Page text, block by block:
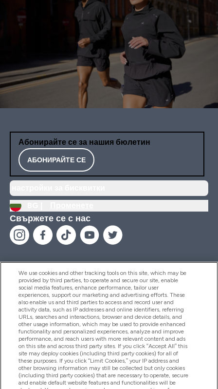
Абонирайте се за нашия бюлетин
АБОНИРАЙТЕ СЕ
Свържете се с нас
Помощ И Информация
Продукти
Информация За Компанията
Лоялност И Награди
We use cookies and other tracking tools on this site, which may be
provided by third parties, to operate and secure our site, enable
social media features, enhance performance, tailor user
experiences, support our marketing and advertising efforts. These
also enable us and third parties to access and record user and
activity data, such as IP addresses and online identifiers, referring
URLs, searches and interactions, browser and device details, and
other usage information, which may be used to provide enhanced
functionality and personalized experiences, analyze and improve
performance, and reach users with more relevant content and ads
on this site and across third party sites. If you click “Accept All” this
site may deploy cookies (including third party cookies) for all of
these purposes. If you click “Limit Cookies,” your IP address and
other browsing information may still be collected but only cookies
(including third party cookies) that are necessary to operate, secure
and enable default website features and functionalities will be